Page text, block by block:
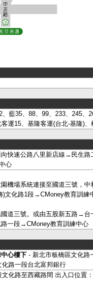
藍35、88、99、233、245、
運15、基隆客運(台北-基隆)
快速公路八里新店線→民生
心
機場系統連接至國道三號，
)文化路1段→CMoney教育訓練
國道三號。或由五股新五路
一段→CMoney教育訓練中心
心樓下 - 新北市板橋區文化路
路一段台北富邦銀行
化路至西藏路間 出入口位置